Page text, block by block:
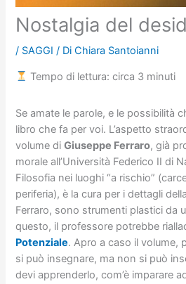
Nostalgia del
/ SAGGI / DiChiara Santoianni
Tempo di lettura: circa 3 minuti
Se amate le parole, e le possibilità
libro che fa per voi. L’aspetto
volume diGiuseppe Ferraro, già
morale all’Università Federico II di
Filosofia nei luoghi “a rischio”
periferia), è la cura per i dettagli
Ferraro, sono strumenti plastici da
questo, il professore potrebbe
Potenziale. Apro a caso il volume,
si può insegnare, ma non si può
devi apprenderlo, com’è imparare